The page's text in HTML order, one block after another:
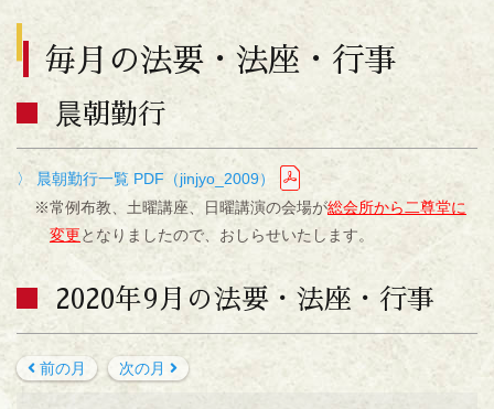
毎月の法要・法座・行事
晨朝勤行
〉 晨朝勤行一覧 PDF（jinjyo_2009）
※常例布教、土曜講座、日曜講演の会場が総会所から二尊堂に
変更となりましたので、おしらせいたします。
2020年9月の法要・法座・行事
前の月 次の月